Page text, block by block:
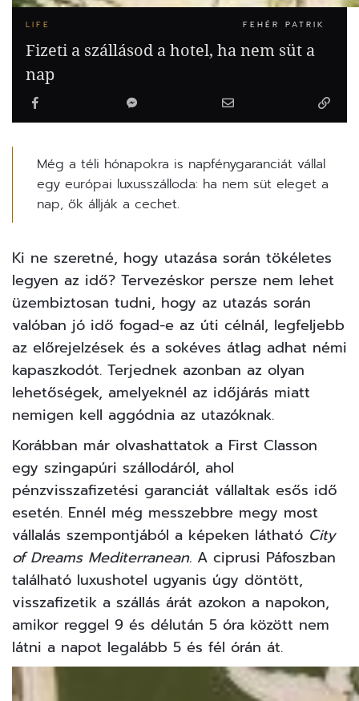
LIFE FEHÉR PATRIK
Fizeti a szállásod a hotel, ha nem süt a
nap
Még a téli hónapokra is napfénygaranciát vállal
egy európai luxusszálloda: ha nem süt eleget a
nap, ők állják a cechet.
Ki ne szeretné, hogy utazása során tökéletes
legyen az idő? Tervezéskor persze nem lehet
üzembiztosan tudni, hogy az utazás során
valóban jó idő fogad-e az úti célnál, legfeljebb
az előrejelzések és a sokéves átlag adhat némi
kapaszkodót. Terjednek azonban az olyan
lehetőségek, amelyeknél az időjárás miatt
nemigen kell aggódnia az utazóknak.
Korábban már olvashattatok a First Classon
egy szingapúri szállodáról, ahol
pénzvisszafizetési garanciát vállaltak esős idő
esetén. Ennél még messzebbre megy most
vállalás szempontjából a képeken látható City
of Dreams Mediterranean. A ciprusi Páfoszban
található luxushotel ugyanis úgy döntött,
visszafizetik a szállás árát azokon a napokon,
amikor reggel 9 és délután 5 óra között nem
látni a napot legalább 5 és fél órán át.